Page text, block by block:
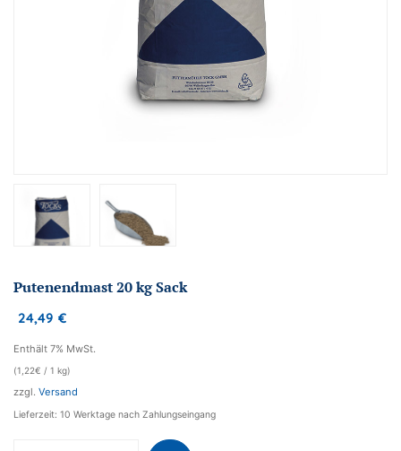
Putenendmast 20 kg Sack
24,49 €
Enthält 7% MwSt.
(1,22€ / 1 kg)
zzgl. Versand
Lieferzeit: 10 Werktage nach Zahlungseingang